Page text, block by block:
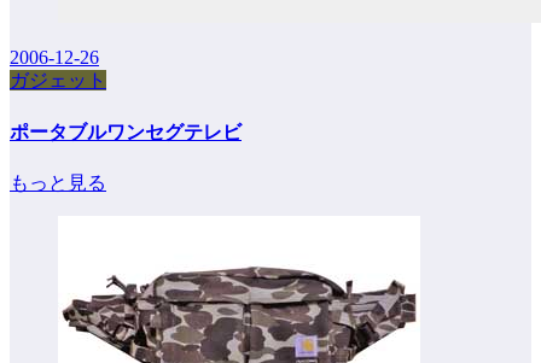
2006-12-26
ガジェット
ポータブルワンセグテレビ
もっと見る